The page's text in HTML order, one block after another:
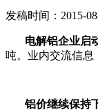
发稿时间：2015-
电解铝企业启
吨。业内交流信息
铝价继续保持